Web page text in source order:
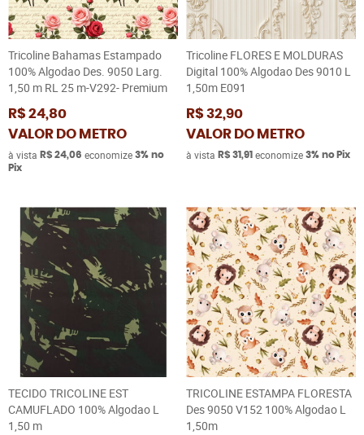
Tricoline Bahamas Estampado
100% Algodao Des. 9050 Larg.
1,50 m RL 25 m-V292- Premium
R$ 24,80
VALOR DO METRO
à vista R$ 24,06 economize 3% no
Pix
Tricoline FLORES E MOLDURAS
Digital 100% Algodao Des 9010 L
1,50m E091
R$ 32,90
VALOR DO METRO
à vista R$ 31,91 economize 3% no Pix
TECIDO TRICOLINE EST
CAMUFLADO 100% Algodao L
1,50 m
TRICOLINE ESTAMPA FLORESTA
Des 9050 V152 100% Algodao L
1,50m